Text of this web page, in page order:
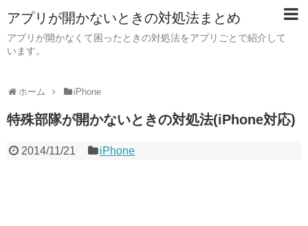
アプリが開かないときの対処法まとめ
アプリが開かなくて困ったときの対処法をアプリごとで紹介して
います。
ホーム iPhone
特殊部隊が開かないときの対処法(iPhone対応)
2014/11/21 iPhone